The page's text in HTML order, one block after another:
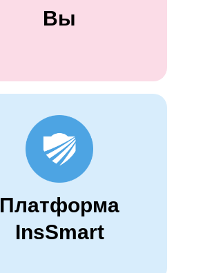
Вы
Платформа
InsSmart